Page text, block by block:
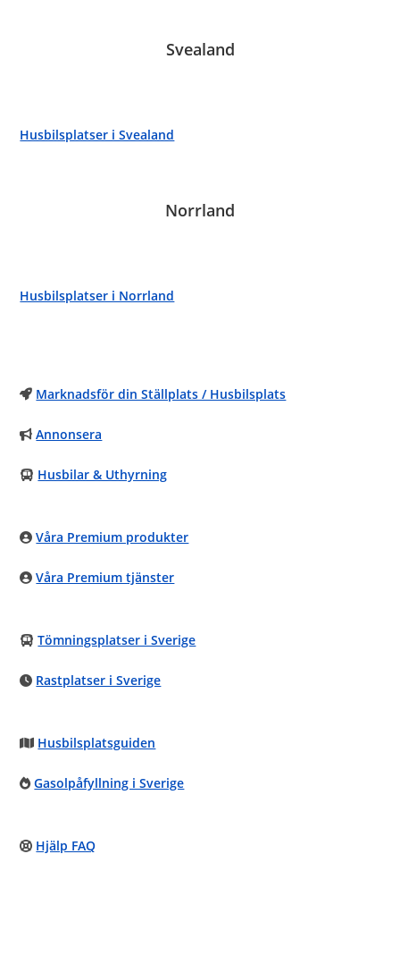
Svealand
Husbilsplatser i Svealand
Norrland
Husbilsplatser i Norrland
Marknadsför din Ställplats / Husbilsplats
Annonsera
Husbilar & Uthyrning
Våra Premium produkter
Våra Premium tjänster
Tömningsplatser i Sverige
Rastplatser i Sverige
Husbilsplatsguiden
Gasolpåfyllning i Sverige
Hjälp FAQ